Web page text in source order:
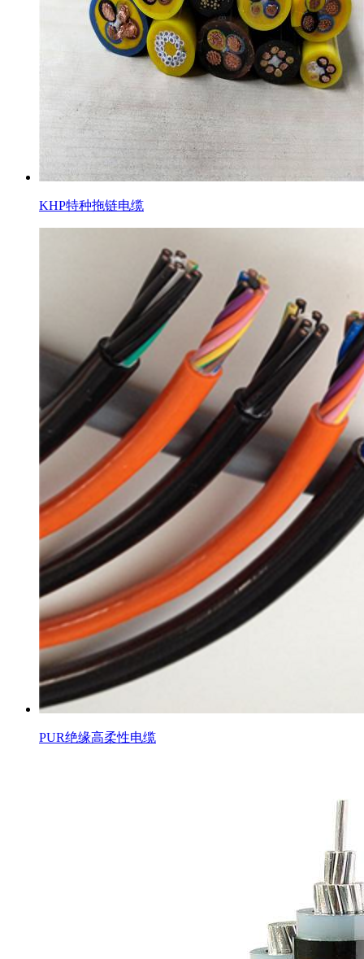
KHP特种拖链电缆
PUR绝缘高柔性电缆